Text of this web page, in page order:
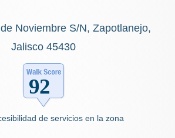
Noviembre S/N, Zapotlanejo,
Jalisco 45430
de servicios en la zona